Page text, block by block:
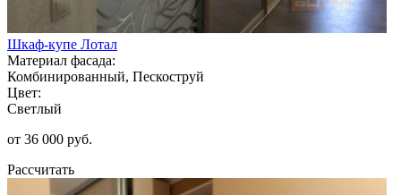
Шкаф-купе Лотал
Материал фасада:
Комбинированный, Пескоструй
Цвет:
Светлый
от 36 000 руб.
Рассчитать